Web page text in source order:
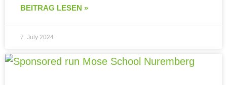
BEITRAG LESEN »
7. July 2024